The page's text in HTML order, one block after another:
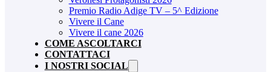
Premio Radio Adige TV – 5^ Edizione
Vivere il Cane
Vivere il cane 2026
COME ASCOLTARCI
CONTATTACI
I NOSTRI SOCIAL